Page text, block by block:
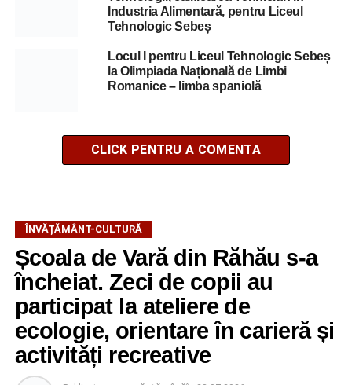
Industria Alimentară, pentru Liceul
Tehnologic Sebeș
Locul I pentru Liceul Tehnologic Sebeș
la Olimpiada Națională de Limbi
Romanice – limba spaniolă
CLICK PENTRU A COMENTA
ÎNVĂȚĂMÂNT-CULTURĂ
Școala de Vară din Răhău s-a
încheiat. Zeci de copii au
participat la ateliere de
ecologie, orientare în carieră și
activități recreative